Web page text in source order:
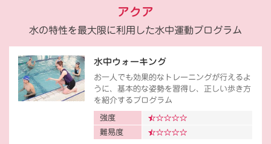
アクア
水の特性を最大限に利用した水中運動プログラム
水中ウォーキング
お一人でも効果的なトレーニングが行えるよ
うに、基本的な姿勢を習得し、正しい歩き方
を紹介するプログラム
強度
難易度